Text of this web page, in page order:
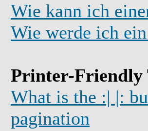
Wie kann ich
Wie werde ich
Printer-Friendly
What is the :| |:
pagination